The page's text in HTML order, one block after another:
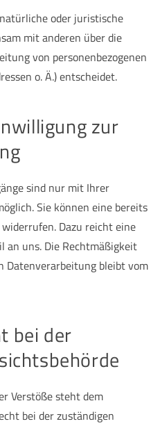
oder juristische
mit anderen über die
von personenbezogenen
o. Ä.) entscheidet.
zur
sind nur mit Ihrer
Sie können eine bereits
Dazu reicht eine
uns. Die Rechtmäßigkeit
Datenverarbeitung bleibt vom
bei der
Verstöße steht dem
bei der zuständigen